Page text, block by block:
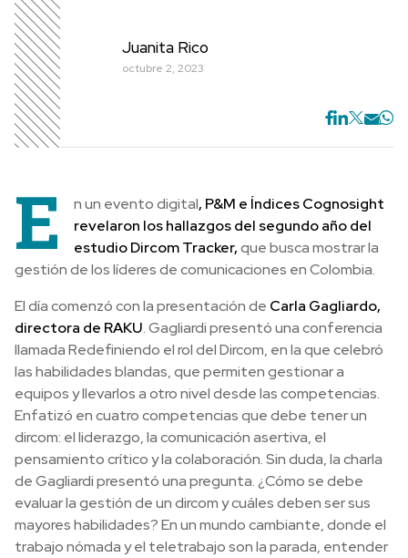
Juanita Rico
octubre 2, 2023
E n un evento digital, P&M e Índices Cognosight
revelaron los hallazgos del segundo año del
estudio Dircom Tracker,que busca mostrar la
gestión de los líderes de comunicaciones en Colombia.
El día comenzó con la presentación de Carla Gagliardo,
directora de RAKU. Gagliardi presentó una conferencia
llamada Redefiniendo el rol del Dircom, en la que celebró
las habilidades blandas, que permiten gestionar a
equipos y llevarlos a otro nivel desde las competencias.
Enfatizó en cuatro competencias que debe tener un
dircom: el liderazgo, la comunicación asertiva, el
pensamiento crítico y la colaboración. Sin duda, la charla
de Gagliardi presentó una pregunta. ¿Cómo se debe
evaluar la gestión de un dircom y cuáles deben ser sus
mayores habilidades? En un mundo cambiante, donde el
trabajo nómada y el teletrabajo son la parada, entender